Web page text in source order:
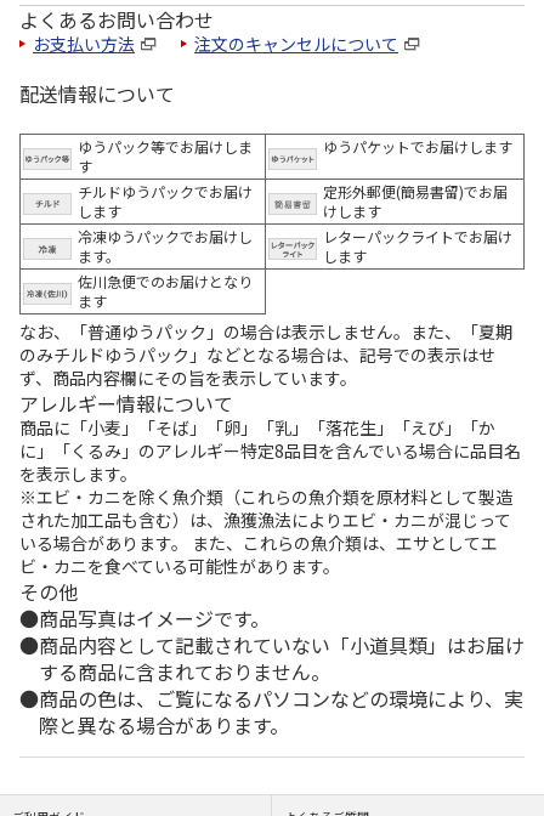
よくあるお問い合わせ
お支払い方法 注文のキャンセルについて
配送情報について
ゆうパック等でお届けしま
す
ゆうパケットでお届けします
チルドゆうパックでお届け
します
定形外郵便(簡易書留)でお届
けします
冷凍ゆうパックでお届けし
ます。
レターパックライトでお届け
します
佐川急便でのお届けとなり
ます
なお、「普通ゆうパック」の場合は表示しません。また、「夏期
のみチルドゆうパック」などとなる場合は、記号での表示はせ
ず、商品内容欄にその旨を表示しています。
アレルギー情報について
商品に「小麦」「そば」「卵」「乳」「落花生」「えび」「か
に」「くるみ」のアレルギー特定8品目を含んでいる場合に品目名
を表示します。
※エビ・カニを除く魚介類（これらの魚介類を原材料として製造
された加工品も含む）は、漁獲漁法によりエビ・カニが混じって
いる場合があります。 また、これらの魚介類は、エサとしてエ
ビ・カニを食べている可能性があります。
その他
商品写真はイメージです。
商品内容として記載されていない「小道具類」はお届け
する商品に含まれておりません。
商品の色は、ご覧になるパソコンなどの環境により、実
際と異なる場合があります。